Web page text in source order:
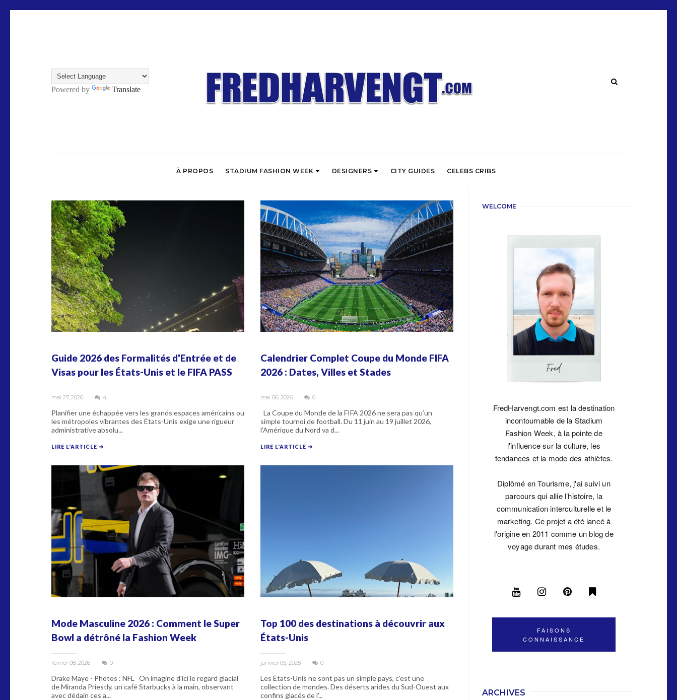
Powered by Translate
À PROPOS STADIUM FASHION WEEK DESIGNERS CITY GUIDES CELEBS CRIBS
Guide 2026 des Formalités d'Entrée et de
Visas pour les États-Unis et le FIFA PASS
mai 27, 2026 4
Planifier une échappée vers les grands espaces américains ou
les métropoles vibrantes des États-Unis exige une rigueur
administrative absolu...
LIRE L'ARTICLE ➔
Calendrier Complet Coupe du Monde FIFA
2026 : Dates, Villes et Stades
mai 06, 2026 0
La Coupe du Monde de la FIFA 2026 ne sera pas qu’un
simple tournoi de football. Du 11 juin au 19 juillet 2026,
l'Amérique du Nord va d...
LIRE L'ARTICLE ➔
Mode Masculine 2026 : Comment le Super
Bowl a détrôné la Fashion Week
février 08, 2026 0
Drake Maye - Photos : NFL On imagine d’ici le regard glacial
de Miranda Priestly, un café Starbucks à la main, observant
avec dédain ces a...
Top 100 des destinations à découvrir aux
États-Unis
janvier 05, 2025 0
Les États-Unis ne sont pas un simple pays, c'est une
collection de mondes. Des déserts arides du Sud-Ouest aux
confins glacés de l'...
WELCOME
FredHarvengt.com est la destination
incontournable de la Stadium
Fashion Week, à la pointe de
l'influence sur la culture, les
tendances et la mode des athlètes.
Diplômé en Tourisme, j'ai suivi un
parcours qui allie l’histoire, la
communication interculturelle et le
marketing. Ce projet a été lancé à
l'origine en 2011 comme un blog de
voyage durant mes études.
FAISONS
CONNAISSANCE
ARCHIVES